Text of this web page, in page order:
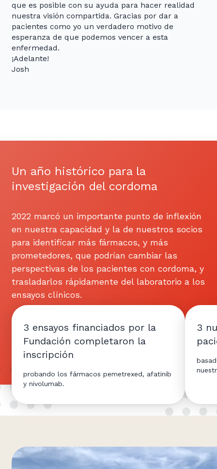
que es posible con su ayuda para hacer realidad
nuestra visión compartida. Gracias por dar a
pacientes como yo un verdadero motivo de
esperanza de que podemos vencer a esta
enfermedad.
¡Adelante!
Josh
Un año histórico para la
investigación del cordoma
2022 marcó un importante punto de inflexión
en nuestra capacidad y la de nuestros socios
para identificar más fármacos, y más
prometedores, que podrían cambiar las
perspectivas de los pacientes con cordoma, y
trasladarlos rápidamente del laboratorio a los
ensayos clínicos.
3 ensayos financiados por la
Fundación completaron la
inscripción
probando los fármacos pemetrexed, afatinib
y nivolumab.
3